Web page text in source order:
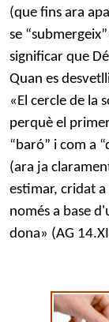
(que fins ara
se
significar que
Quan es
«El cercle de la
perquè el
“baró” i com a
(ara ja
estimar, cridat
només a base
dona» (AG